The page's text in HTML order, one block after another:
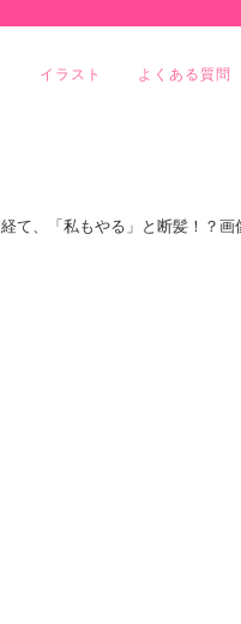
イラスト よくある質問
て、「私もやる」と断髪！？画